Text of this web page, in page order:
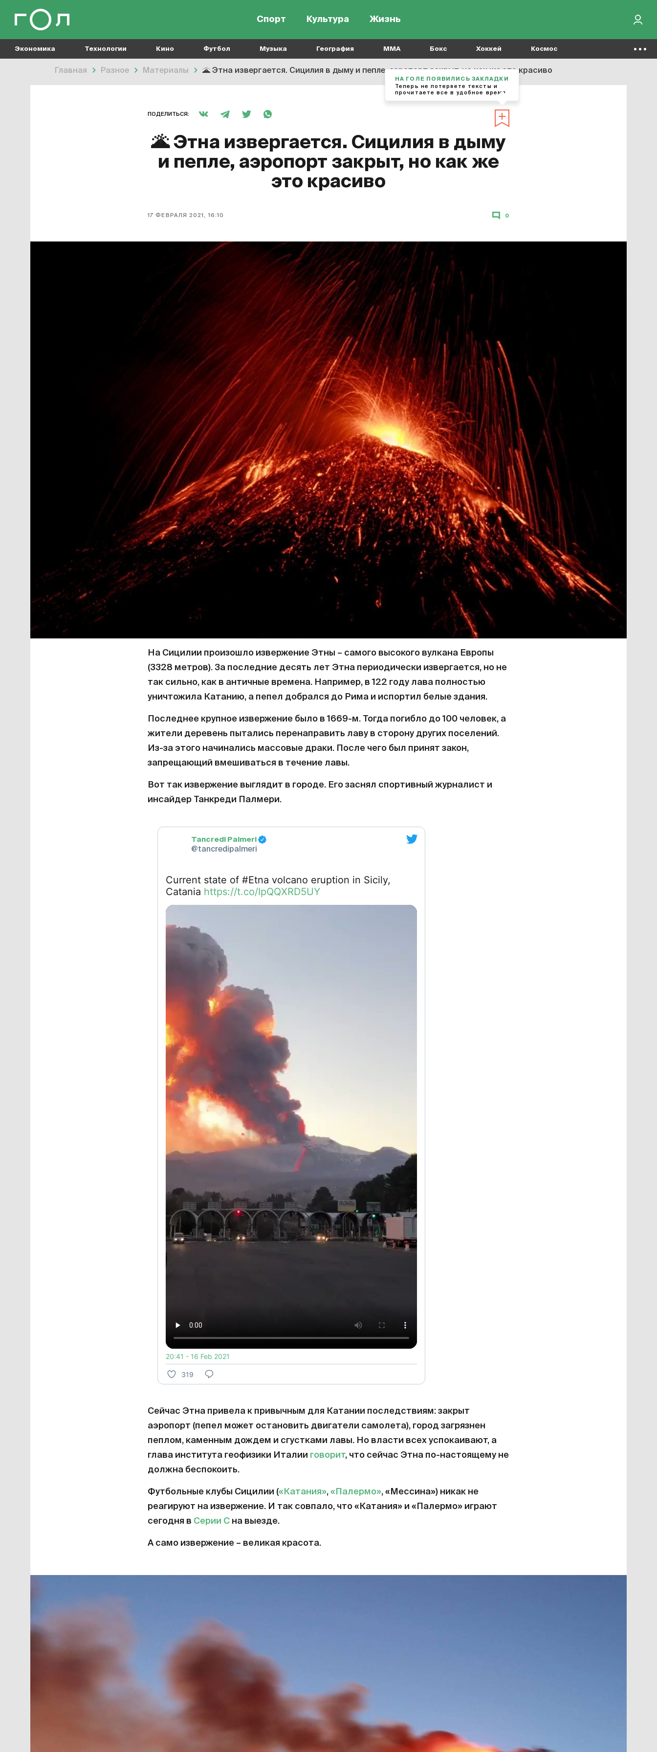
Спорт Культура Жизнь
Экономика Технологии Кино Футбол Музыка География MMA Бокс Хоккей Космос
Главная Разное Материалы 🌋 Этна извергается. Сицилия в дыму и пепле, аэропорт закрыт, но как же это красиво
ПОДЕЛИТЬСЯ:
🌋Этна извергается. Сицилия в дыму
и пепле, аэропорт закрыт, но как же
это красиво
17 ФЕВРАЛЯ 2021, 16:10 0
На Сицилии произошло извержение Этны – самого высокого вулкана Европы
(3328 метров). За последние десять лет Этна периодически извергается, но не
так сильно, как в античные времена. Например, в 122 году лава полностью
уничтожила Катанию, а пепел добрался до Рима и испортил белые здания.
Последнее крупное извержение было в 1669-м. Тогда погибло до 100 человек, а
жители деревень пытались перенаправить лаву в сторону других поселений.
Из-за этого начинались массовые драки. После чего был принят закон,
запрещающий вмешиваться в течение лавы.
Вот так извержение выглядит в городе. Его заснял спортивный журналист и
инсайдер Танкреди Палмери.
Tancredi Palmeri
@tancredipalmeri
Current state of #Etna volcano eruption in Sicily,
Catania https://t.co/IpQQXRD5UY
20:41 - 16 Feb 2021
319
Сейчас Этна привела к привычным для Катании последствиям: закрыт
аэропорт (пепел может остановить двигатели самолета), город загрязнен
пеплом, каменным дождем и сгустками лавы. Но власти всех успокаивают, а
глава института геофизики Италии говорит, что сейчас Этна по-настоящему не
должна беспокоить.
Футбольные клубы Сицилии («Катания», «Палермо», «Мессина») никак не
реагируют на извержение. И так совпало, что «Катания» и «Палермо» играют
сегодня в Серии С на выезде.
А само извержение – великая красота.
НА ГОЛЕ ПОЯВИЛИСЬ ЗАКЛАДКИ
Теперь не потеряете тексты и
прочитаете все в удобное время